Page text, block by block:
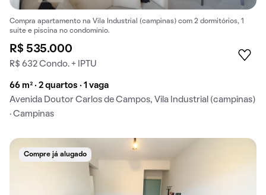
Compra apartamento na Vila Industrial (campinas) com 2 dormitórios, 1
suíte e piscina no condomínio.
R$ 535.000
R$ 632 Condo. + IPTU
66 m² · 2 quartos · 1 vaga
Avenida Doutor Carlos de Campos, Vila Industrial (campinas)
· Campinas
Compre já alugado